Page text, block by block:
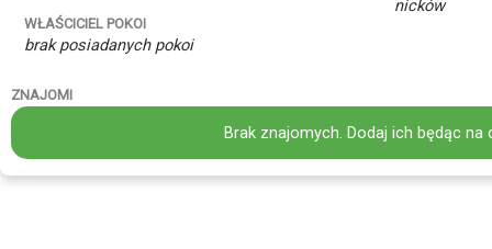
WŁAŚCICIEL POKOI
brak posiadanych pokoi
nicków
ZNAJOMI
Brak znajomych. Dodaj ich będąc na